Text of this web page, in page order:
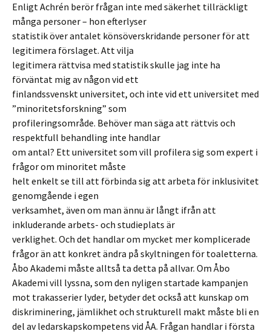
Enligt Achrén berör frågan inte med säkerhet tillräckligt
många personer – hon efterlyser
statistik över antalet könsöverskridande personer för att
legitimera förslaget. Att vilja
legitimera rättvisa med statistik skulle jag inte ha
förväntat mig av någon vid ett
finlandssvenskt universitet, och inte vid ett universitet med
”minoritetsforskning” som
profileringsområde. Behöver man säga att rättvis och
respektfull behandling inte handlar
om antal? Ett universitet som vill profilera sig som expert i
frågor om minoritet måste
helt enkelt se till att förbinda sig att arbeta för inklusivitet
genomgående i egen
verksamhet, även om man ännu är långt ifrån att
inkluderande arbets- och studieplats är
verklighet. Och det handlar om mycket mer komplicerade
frågor än att konkret ändra på skyltningen för toaletterna.
Åbo Akademi måste alltså ta detta på allvar. Om Åbo
Akademi vill lyssna, som den nyligen startade kampanjen
mot trakasserier lyder, betyder det också att kunskap om
diskriminering, jämlikhet och strukturell makt måste bli en
del av ledarskapskompetens vid ÅA. Frågan handlar i första